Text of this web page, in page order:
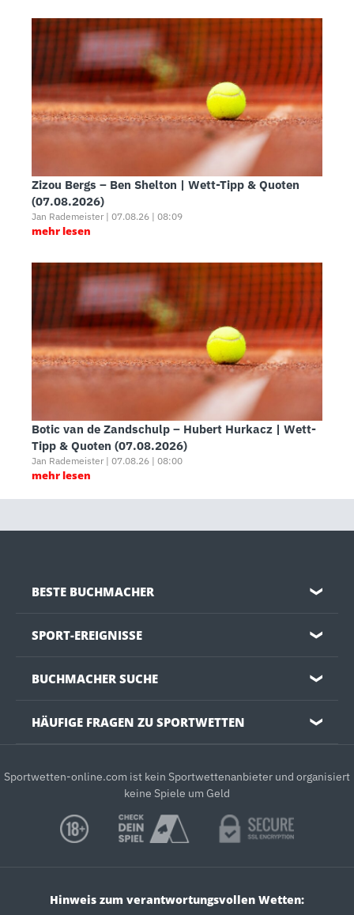
Zizou Bergs – Ben Shelton | Wett-Tipp & Quoten
(07.08.2026)
Jan Rademeister | 07.08.26 | 08:09
mehr lesen
Botic van de Zandschulp – Hubert Hurkacz | Wett-
Tipp & Quoten (07.08.2026)
Jan Rademeister | 07.08.26 | 08:00
mehr lesen
BESTE BUCHMACHER ❯
SPORT-EREIGNISSE ❯
BUCHMACHER SUCHE ❯
HÄUFIGE FRAGEN ZU SPORTWETTEN ❯
Sportwetten-online.com ist kein Sportwettenanbieter und organisiert
keine Spiele um Geld
Hinweis zum verantwortungsvollen Wetten: